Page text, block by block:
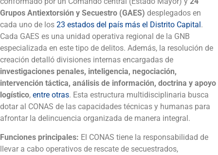
Grupos Antiextorsión y Secuestro (GAES) desplegados en
cada uno de los 23 estados del país más el Distrito Capital .
Cada GAES es una unidad operativa regional de la GNB
especializada en este tipo de delitos. Además, la resolución de
creación detalló divisiones internas encargadas de
investigaciones penales, inteligencia, negociación,
intervención táctica, análisis de información, doctrina y apoyo
logístico, entre otras. Esta estructura multidisciplinaria busca
dotar al CONAS de las capacidades técnicas y humanas para
afrontar la delincuencia organizada de manera integral.
Funciones principales: El CONAS tiene la responsabilidad de
llevar a cabo operativos de rescate de secuestrados,